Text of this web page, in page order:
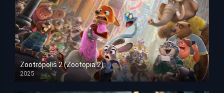
Zootrópolis 2 (Zootopia 2)
2025
HD 1080p